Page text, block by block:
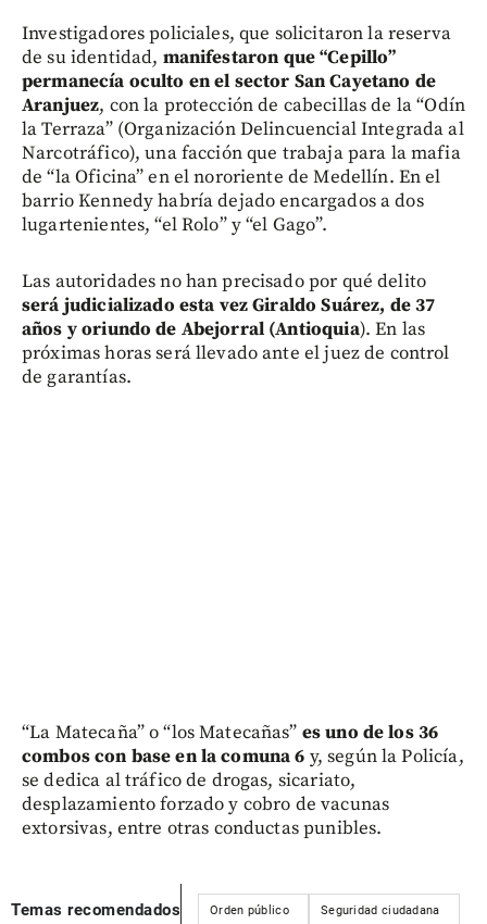
Investigadores policiales, que solicitaron la reserva
de su identidad, manifestaron que “Cepillo”
permanecía oculto en el sector San Cayetano de
Aranjuez, con la protección de cabecillas de la “Odín
la Terraza” (Organización Delincuencial Integrada al
Narcotráfico), una facción que trabaja para la mafia
de “la Oficina” en el nororiente de Medellín. En el
barrio Kennedy habría dejado encargados a dos
lugartenientes, “el Rolo” y “el Gago”.
Las autoridades no han precisado por qué delito
será judicializado esta vez Giraldo Suárez, de 37
años y oriundo de Abejorral (Antioquia). En las
próximas horas será llevado ante el juez de control
de garantías.
“La Matecaña” o “los Matecañas” es uno de los 36
combos con base en la comuna 6 y, según la Policía,
se dedica al tráfico de drogas, sicariato,
desplazamiento forzado y cobro de vacunas
extorsivas, entre otras conductas punibles.
Temas recomendados Orden público Seguridad ciudadana